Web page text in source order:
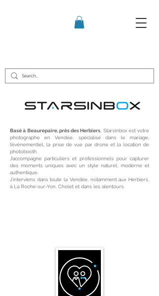
Basé à Beaurepaire, près des Herbiers , Starsinbox est votre
photographe en Vendée, spécialisé dans le mariage,
l’événementiel, la prise de vue par drone et la location de
photobooth.
J’accompagne particuliers et professionnels pour capturer
des moments uniques avec un style naturel, moderne et
authentique.
J’interviens dans toute la Vendée, notamment aux Herbiers,
à La Roche-sur-Yon, Cholet et dans les alentours.